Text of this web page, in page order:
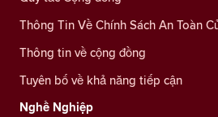
Thông Tin Về Chính Sách An Toàn
Thông tin về cộng đồng
Tuyên bố về khả năng tiếp cận
Nghề Nghiệp